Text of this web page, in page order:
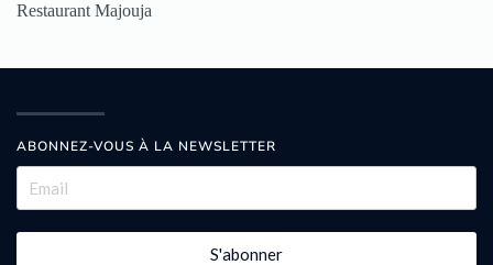
Restaurant Majouja
ABONNEZ-VOUS À LA NEWSLETTER
S'abonner